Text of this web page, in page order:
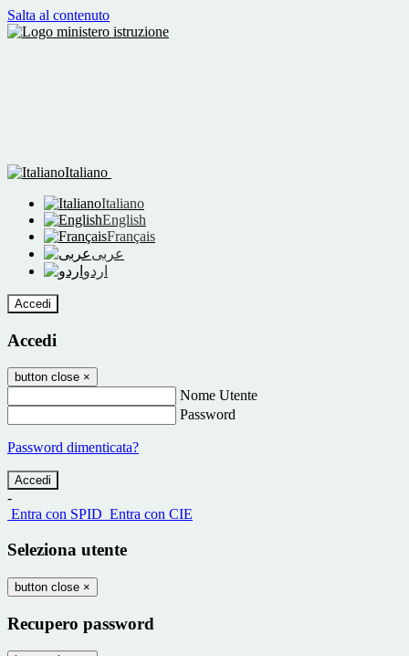
Salta al contenuto
Italiano
Italiano
English
Français
عربى
اردو
Accedi
Accedi
button close ×
Nome Utente
Password
Password dimenticata?
-
Entra con SPID Entra con CIE
Seleziona utente
button close ×
Recupero password